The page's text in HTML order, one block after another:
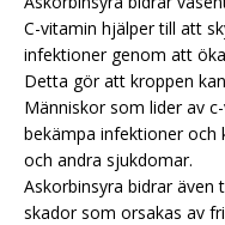
C-vitamin hjälper till att
infektioner genom att
Detta gör att kroppen
Människor som lider av
bekämpa infektioner och
och andra sjukdomar.
Askorbinsyra bidrar även
skador som orsakas av